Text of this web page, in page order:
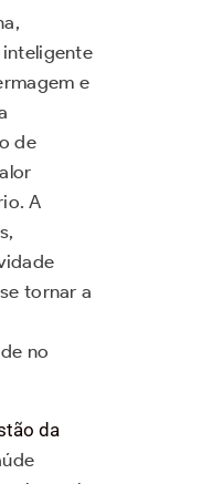
e
de
A
tornar a
no
da